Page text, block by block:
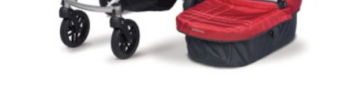
Odeća i obuća
Igračke za bebe i decu